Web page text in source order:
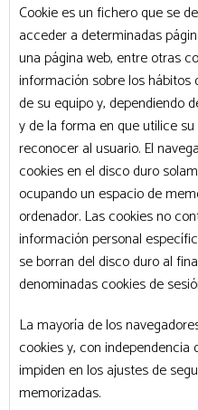
Cookie es un fichero que se
acceder a determinadas
una página web, entre otras
información sobre los
de su equipo y, dependiendo
y de la forma en que utilice
reconocer al usuario. El
cookies en el disco duro
ocupando un espacio de
ordenador. Las cookies no
información personal
se borran del disco duro al
denominadas cookies de
La mayoría de los
cookies y, con
impiden en los ajustes de
memorizadas.